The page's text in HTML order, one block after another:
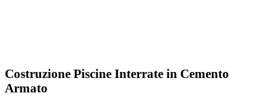
Costruzione Piscine Interrate in Cemento
Armato